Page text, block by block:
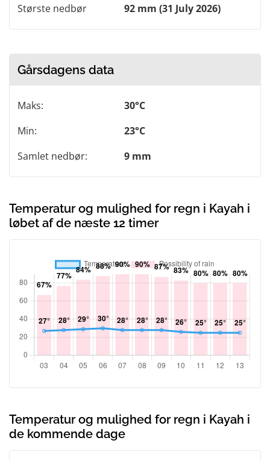
Største nedbør
92 mm (31 July 2026)
Gårsdagens data
Maks:
30°C
Min:
23°C
Samlet nedbør:
9 mm
Temperatur og mulighed for regn i Kayah i
løbet af de næste 12 timer
Temperatur og mulighed for regn i Kayah i
de kommende dage